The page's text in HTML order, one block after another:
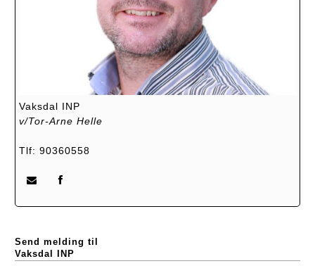
Vaksdal INP
v/Tor-Arne Helle
Tlf: 90360558
Send melding til
Vaksdal INP